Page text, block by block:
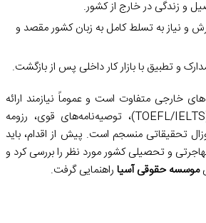
و زندگی در خارج از کشور.
و نیاز به تسلط کامل به زبان کشور مقصد و
و تطبیق با بازار کار داخلی پس از بازگشت.
خارجی متفاوت است و عموماً نیازمند ارائه
مدرک زبان با نمره بالا (TOEFL/IELTS)، توصیه‌نامه‌های قوی، رزومه
تحقیقاتی منسجم است. پیش از اقدام، باید
و تحصیلی کشور مورد نظر را بررسی کرد و
موسسه حقوقی آسیا راهنمایی گرفت.